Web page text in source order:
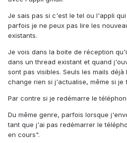
Je sais pas si c'est le tel ou l'appli
parfois je ne peux pas lire les
existants.
Je vois dans la boite de réception
dans un thread existant et quand
sont pas visibles. Seuls les mails
change rien si j'actualise, même si je
Par contre si je redémarre le
Du même genre, parfois lorsque
tant que j'ai pas redémarrer le
en cours".